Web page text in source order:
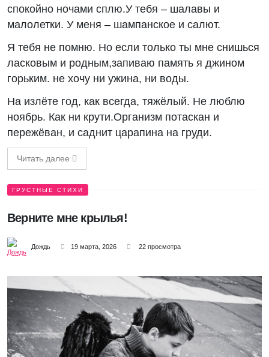
спокойно ночами сплю.У тебя – шалавы и
малолетки. У меня – шампанское и салют.
Я тебя не помню. Но если только ты мне снишься
ласковым и родным,запиваю память я джином
горьким. не хочу ни ужина, ни воды.
На излёте год, как всегда, тяжёлый. Не люблю
ноябрь. Как ни крути.Организм потаскан и
пережёван, и саднит царапина на груди.
Читать далее
ГРУСТНЫЕ СТИХИ
Верните мне крылья!
Дождь 19 марта, 2026 22 просмотра